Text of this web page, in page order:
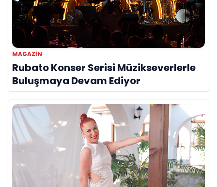
MAGAZIN
Rubato Konser Serisi Müzikseverlerle
Buluşmaya Devam Ediyor